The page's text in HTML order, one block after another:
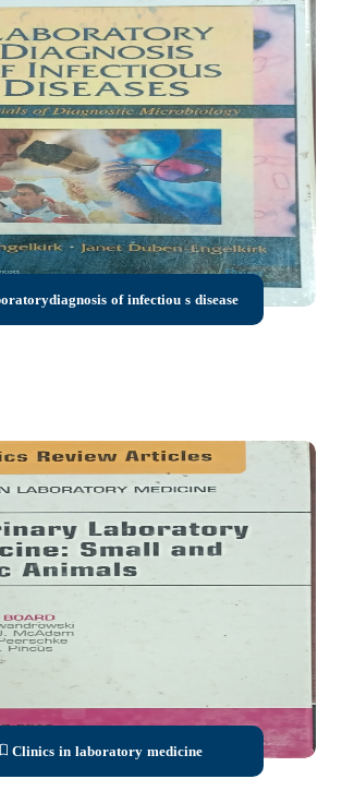
of infectiou s disease
Clinics in laboratory medicine